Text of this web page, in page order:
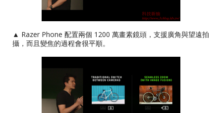
▲ Razer Phone 配置兩個 1200 萬畫素鏡頭，支援廣角與望遠拍
攝，而且變焦的過程會很平順。